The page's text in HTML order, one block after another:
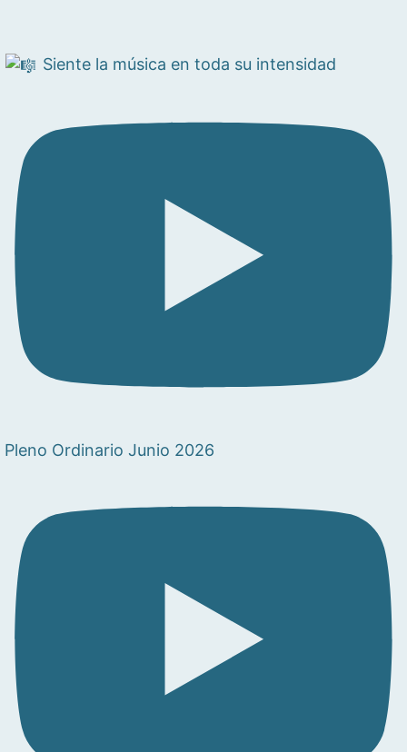
Siente la música en toda su intensidad
Pleno Ordinario Junio 2026